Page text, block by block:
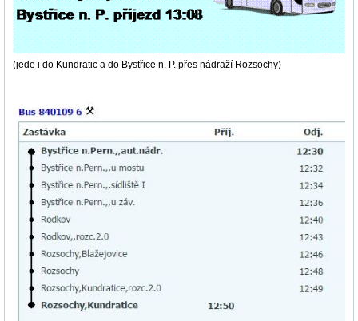
(jede i do Kundratic a do Bystřice n. P. přes nádraží Rozsochy)